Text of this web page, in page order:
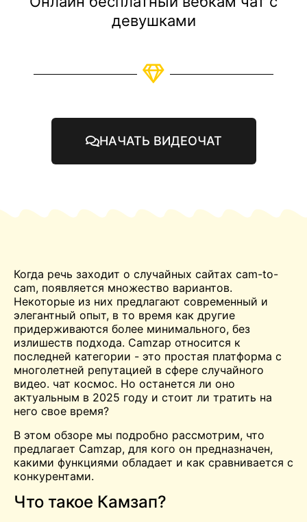
девушками
НАЧАТЬ ВИДЕОЧАТ
Когда речь заходит о случайных сайтах cam-to-
cam, появляется множество вариантов.
Некоторые из них предлагают современный и
элегантный опыт, в то время как другие
придерживаются более минимального, без
излишеств подхода. Camzap относится к
последней категории - это простая платформа с
многолетней репутацией в сфере случайного
видео. чат космос. Но останется ли оно
актуальным в 2025 году и стоит ли тратить на
него свое время?
В этом обзоре мы подробно рассмотрим, что
предлагает Camzap, для кого он предназначен,
какими функциями обладает и как сравнивается с
конкурентами.
Что такое Камзап?